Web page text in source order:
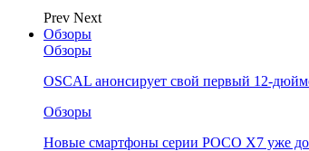
Prev Next
Обзоры
Обзоры
OSCAL анонсирует свой первый 12-
Обзоры
Новые смартфоны серии POCO X7 уже